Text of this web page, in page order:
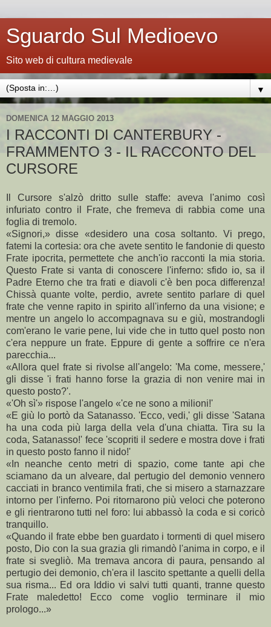
Sguardo Sul Medioevo
Sito web di cultura medievale
▼
DOMENICA 12 MAGGIO 2013
I RACCONTI DI CANTERBURY -
FRAMMENTO 3 - IL RACCONTO DEL
CURSORE
Il Cursore s'alzò dritto sulle staffe: aveva l'animo così
infuriato contro il Frate, che fremeva di rabbia come una
foglia di tremolo.
«Signori,» disse «desidero una cosa soltanto. Vi prego,
fatemi la cortesia: ora che avete sentito le fandonie di questo
Frate ipocrita, permettete che anch'io racconti la mia storia.
Questo Frate si vanta di conoscere l'inferno: sfido io, sa il
Padre Eterno che tra frati e diavoli c'è ben poca differenza!
Chissà quante volte, perdio, avrete sentito parlare di quel
frate che venne rapito in spirito all'inferno da una visione; e
mentre un angelo lo accompagnava su e giù, mostrandogli
com'erano le varie pene, lui vide che in tutto quel posto non
c'era neppure un frate. Eppure di gente a soffrire ce n'era
parecchia...
«Allora quel frate si rivolse all'angelo: 'Ma come, messere,'
gli disse 'i frati hanno forse la grazia di non venire mai in
questo posto?'.
«'Oh sì'» rispose l'angelo «'ce ne sono a milioni!'
«E giù lo portò da Satanasso. 'Ecco, vedi,' gli disse 'Satana
ha una coda più larga della vela d'una chiatta. Tira su la
coda, Satanasso!' fece 'scopriti il sedere e mostra dove i frati
in questo posto fanno il nido!'
«In neanche cento metri di spazio, come tante api che
sciamano da un alveare, dal pertugio del demonio vennero
cacciati in branco ventimila frati, che si misero a starnazzare
intorno per l'inferno. Poi ritornarono più veloci che poterono
e gli rientrarono tutti nel foro: lui abbassò la coda e si coricò
tranquillo.
«Quando il frate ebbe ben guardato i tormenti di quel misero
posto, Dio con la sua grazia gli rimandò l'anima in corpo, e il
frate si svegliò. Ma tremava ancora di paura, pensando al
pertugio dei demonio, ch'era il lascito spettante a quelli della
sua risma... Ed ora Iddio vi salvi tutti quanti, tranne questo
Frate maledetto! Ecco come voglio terminare il mio
prologo...»